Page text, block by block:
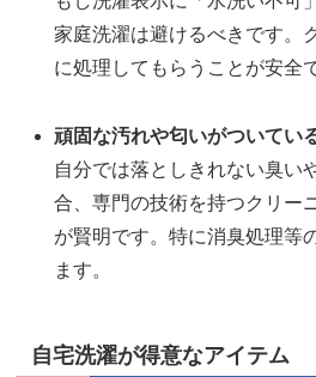
家庭洗濯は避けるべきです。
に処理してもらうことが安全
頑固な汚れや匂いがついてい
自分では落としきれない臭い
合、専門の技術を持つクリー
が賢明です。特に消臭処理等
ます。
自宅洗濯が得意なアイテム